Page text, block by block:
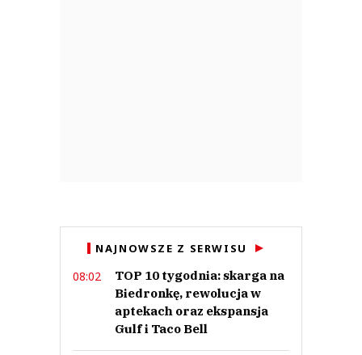
NAJNOWSZE Z SERWISU
08:02
TOP 10 tygodnia: skarga na
Biedronkę, rewolucja w
aptekach oraz ekspansja
Gulf i Taco Bell